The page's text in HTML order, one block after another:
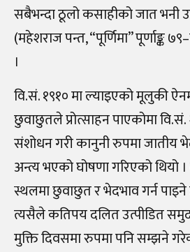
सबैभन्दा ठूलो कसाहीको जात
(महेशराज पन्त, “पूर्णिमा” पूर्णाङ्क
।
वि.सं. १९१० मा ल्याइएको मूलुकी
छुवाछुतले प्रोत्साहन पाएकोमा
संशोधन गरी कानुनी रुपमा जातीय
अन्त्य भएको घोषणा गरिएको थियो
स्थलमा छुवाछुत र भेदभाव गर्न
त्यसैले कतिपय दलित उत्पीडित
मुक्ति दिवसमा रुपमा पनि सम्झने